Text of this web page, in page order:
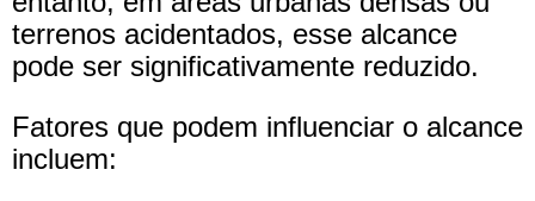
terrenos acidentados, esse alcance
pode ser significativamente reduzido.
Fatores que podem influenciar o alcance
incluem: